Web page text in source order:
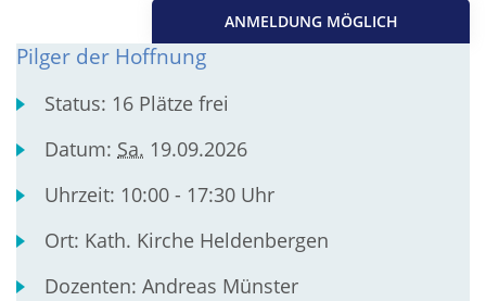
ANMELDUNG MÖGLICH
Pilger der Hoffnung
Status: 16 Plätze frei
Datum: Sa. 19.09.2026
Uhrzeit: 10:00 - 17:30 Uhr
Ort: Kath. Kirche Heldenbergen
Dozenten:Andreas Münster